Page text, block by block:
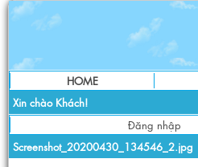
HOME
Xin chào Khách!
Đăng nhập
Screenshot_20200430_134546_2.jpg